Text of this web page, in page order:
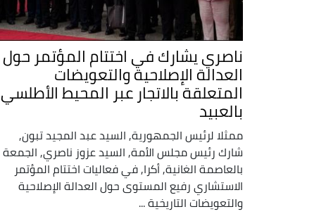
ناصري يشارك في اختتام المؤتمر حول
العدالة الإصلاحية والتعويضات
المتعلقة بالاتجار عبر المحيط الأطلسي
بالعبيد
ممثلا لرئيس الجمهورية, السيد عبد المجيد تبون,
شارك رئيس مجلس الأمة, السيد عزوز ناصري, الجمعة
بالعاصمة الغانية, أكرا, في فعاليات اختتام المؤتمر
الاستشاري رفيع المستوى حول العدالة الإصلاحية
والتعويضات التاريخية ...